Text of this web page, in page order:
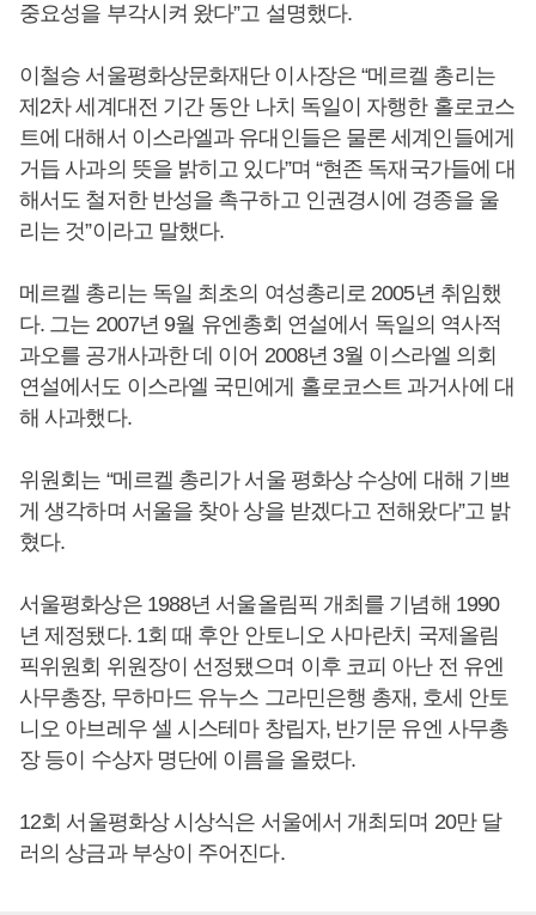
중요성을 부각시켜 왔다”고 설명했다.
이철승 서울평화상문화재단 이사장은 “메르켈 총리는
제2차 세계대전 기간 동안 나치 독일이 자행한 홀로코스
트에 대해서 이스라엘과 유대인들은 물론 세계인들에게
거듭 사과의 뜻을 밝히고 있다”며 “현존 독재국가들에 대
해서도 철저한 반성을 촉구하고 인권경시에 경종을 울
리는 것”이라고 말했다.
메르켈 총리는 독일 최초의 여성총리로 2005년 취임했
다. 그는 2007년 9월 유엔총회 연설에서 독일의 역사적
과오를 공개사과한 데 이어 2008년 3월 이스라엘 의회
연설에서도 이스라엘 국민에게 홀로코스트 과거사에 대
해 사과했다.
위원회는 “메르켈 총리가 서울 평화상 수상에 대해 기쁘
게 생각하며 서울을 찾아 상을 받겠다고 전해왔다”고 밝
혔다.
서울평화상은 1988년 서울올림픽 개최를 기념해 1990
년 제정됐다. 1회 때 후안 안토니오 사마란치 국제올림
픽위원회 위원장이 선정됐으며 이후 코피 아난 전 유엔
사무총장, 무하마드 유누스 그라민은행 총재, 호세 안토
니오 아브레우 셀 시스테마 창립자, 반기문 유엔 사무총
장 등이 수상자 명단에 이름을 올렸다.
12회 서울평화상 시상식은 서울에서 개최되며 20만 달
러의 상금과 부상이 주어진다.